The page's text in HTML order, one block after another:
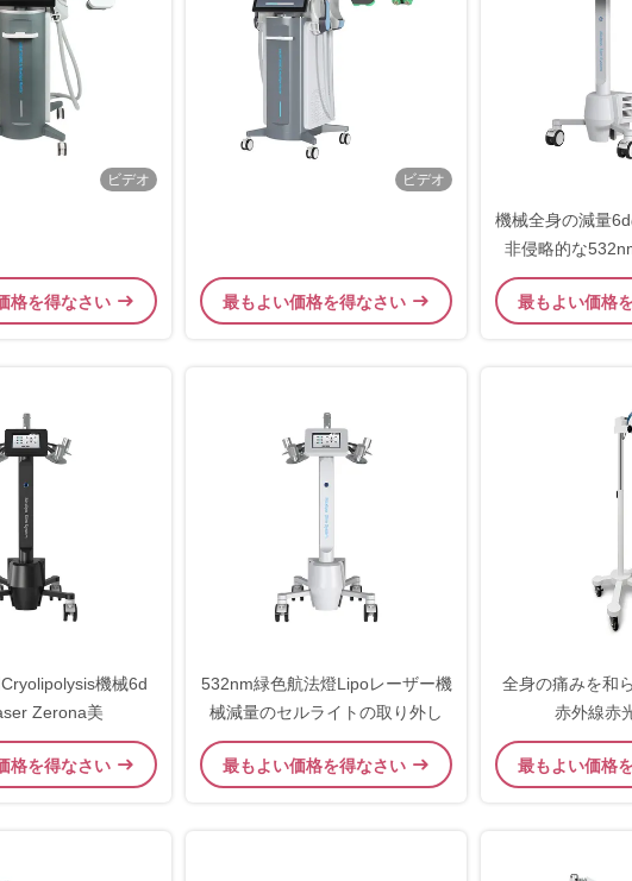
ビデオ
格を得なさい
ビデオ
最もよい価格を得なさい
機械全身の減量
非侵略的な
最もよい価格
機械6d
Zerona美
格を得なさい
532nm緑色航法燈Lipoレーザー機
械減量のセルライトの取り外し
最もよい価格を得なさい
全身の痛みを和
赤外線赤
最もよい価格